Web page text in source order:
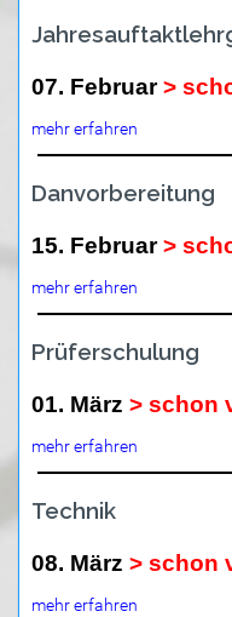
07. Februar >
mehr erfahren
Danvorbereitung
15. Februar >
mehr erfahren
Prüferschulung
01. März > schon
mehr erfahren
Technik
08. März > schon
mehr erfahren